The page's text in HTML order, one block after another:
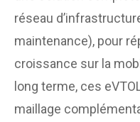
réseau
maintenance), pour
croissance sur la
long terme, ces
maillage